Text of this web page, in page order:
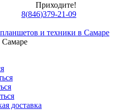
Приходите!
8(846)379-21-09
и техники в Самаре
Самаре
доставка